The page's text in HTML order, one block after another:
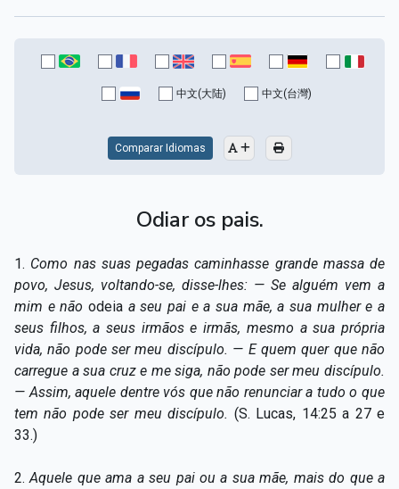
Capítulo XIII — Não saiba a vossa mão esquerda o
Capítulo XVI — Não se pode servir a Deus e a
escolhidos
Capítulo XIX — A fé transporta montanhas ▸
Capítulo XX — Os trabalhadores da última hora ▸
Capítulo XXI — Haverá falsos cristos e falsos
profetas
Capítulo XXII — Não separareis o que Deus juntou
Capítulo XXIII — Estranha moral
中文(大陆) 中文(台灣)
Comparar Idiomas
Odiar os pais.
1. Como nas suas pegadas caminhasse grande massa de
povo, Jesus, voltando-se, disse-lhes: — Se alguém vem a
mim e não odeia a seu pai e a sua mãe, a sua mulher e a
seus filhos, a seus irmãos e irmãs, mesmo a sua própria
vida, não pode ser meu discípulo. — E quem quer que não
carregue a sua cruz e me siga, não pode ser meu discípulo.
— Assim, aquele dentre vós que não renunciar a tudo o que
tem não pode ser meu discípulo. (S. Lucas, 14:25 a 27 e
33.)
2.Aquele que ama a seu pai ou a sua mãe, mais do que a